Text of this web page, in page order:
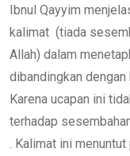
Ibnul Qayyim
kalimat (tiada
Allah) dalam
dibandingkan dengan
Karena ucapan ini
terhadap
. Kalimat ini